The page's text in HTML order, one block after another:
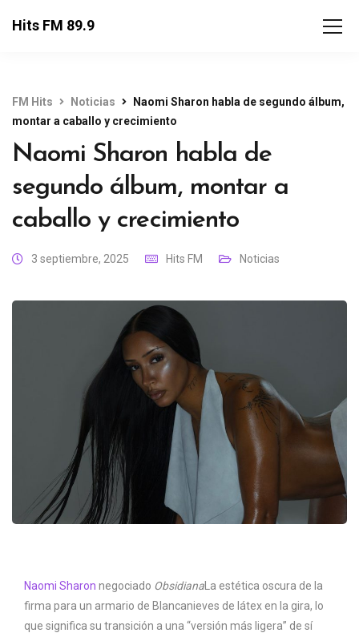
Hits FM 89.9
FM Hits Noticias
Naomi Sharon habla de segundo álbum,
montar a caballo y crecimiento
Naomi Sharon habla de
segundo álbum, montar a
caballo y crecimiento
3 septiembre, 2025 Hits FM Noticias
Naomi Sharon negociado Obsidiana La estética oscura de la
firma para un armario de Blancanieves de látex en la gira, lo
que significa su transición a una “versión más ligera” de sí